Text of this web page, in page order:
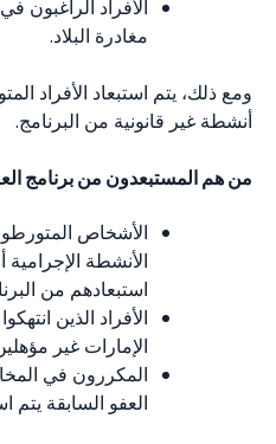
الأفراد الراغبون
مغادرة البلاد.
ومع ذلك، يتم استبعاد الأفراد
أنشطة غير قانونية من البرنامج.
من هم المستبعدون من برنامج
الأشخاص
الأنشطة الإجرامية
استبعادهم من
الأفراد الذين
الإمارات غير
المكررون في
العفو السابقة يتم